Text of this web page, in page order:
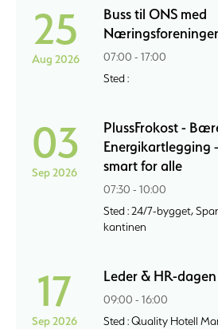
25
Aug 2026
Buss til ONS med
07:00 - 17:00
Sted :
03
Sep 2026
PlussFrokost -
Energikartlegging
smart for alle
07:30 - 10:00
Sted : 24/7-bygget,
kantinen
17
Sep 2026
Leder & HR-dagen
09:00 - 16:00
Sted : Quality Hotell